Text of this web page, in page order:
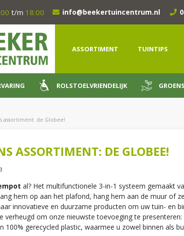
assortiment: de Globee!
t/m 18:00 info@beekertuincentrum.nl
ASSORTIMENT TUINTIPS
ROLSTOELVRIENDELIJK
ASSORTIMENT: DE GLOBEE!
al? Het multifunctionele 3-in-1 systeem gemaakt
hem op aan het plafond, hang hem aan de muur of
innovatieve en duurzame producten om uw tuin- en
verheugd om onze nieuwste toevoeging te presenteren:
100% gerecycled plastic, waarmee u zowel binnen als